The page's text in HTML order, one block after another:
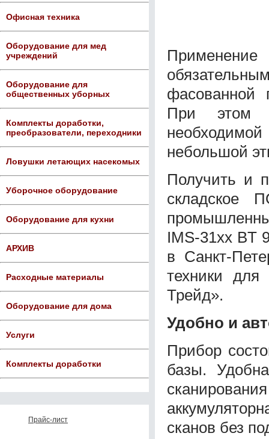
Офисная техника
Оборудование для мед
учреждений
Оборудование для
общественных уборных
Комплекты доработки,
преобразователи, переходники
Ловушки летающих насекомых
Уборочное оборудование
Оборудование для кухни
АРХИВ
Расходные материалы
Оборудование для дома
Услуги
Комплекты доработки
Прайс-лист
фасованной
При этом
небольшой
Получить и
складское
IMS-31хх BT
в Санкт-
техники
Трейд».
Удобно и
Прибор
базы.
сканов без